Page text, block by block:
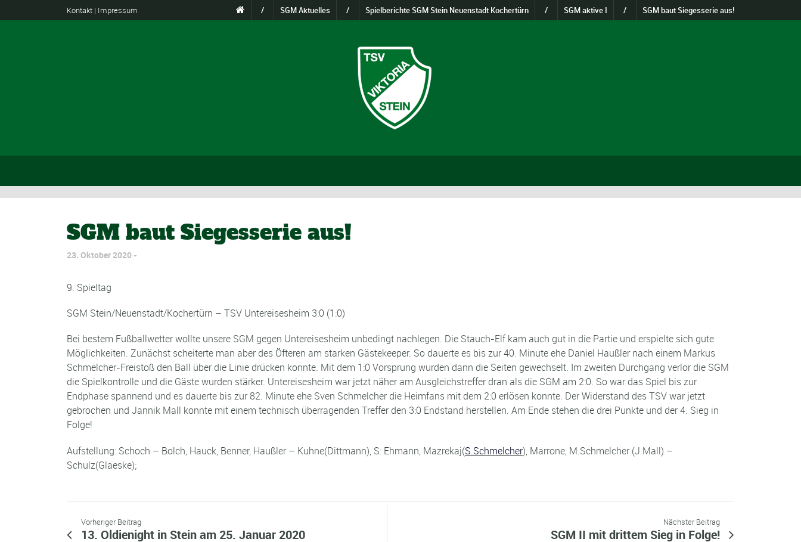
Kontakt | Impressum / SGM Aktuelles / Spielberichte SGM Stein Neuenstadt Kochertürn / SGM aktive I / SGM baut Siegesserie aus!
SGM baut Siegesserie aus!
23. Oktober 2020
9. Spieltag
SGM Stein/Neuenstadt/Kochertürn – TSV Untereisesheim 3:0 (1:0)
Bei bestem Fußballwetter wollte unsere SGM gegen Untereisesheim unbedingt nachlegen. Die Stauch-Elf kam auch gut in die Partie und erspielte sich gute
Möglichkeiten. Zunächst scheiterte man aber des Öfteren am starken Gästekeeper. So dauerte es bis zur 40. Minute ehe Daniel Haußler nach einem Markus
Schmelcher-Freistoß den Ball über die Linie drücken konnte. Mit dem 1:0 Vorsprung wurden dann die Seiten gewechselt. Im zweiten Durchgang verlor die SGM
die Spielkontrolle und die Gäste wurden stärker. Untereisesheim war jetzt näher am Ausgleichstreffer dran als die SGM am 2:0. So war das Spiel bis zur
Endphase spannend und es dauerte bis zur 82. Minute ehe Sven Schmelcher die Heimfans mit dem 2:0 erlösen konnte. Der Widerstand des TSV war jetzt
gebrochen und Jannik Mall konnte mit einem technisch überragenden Treffer den 3:0 Endstand herstellen. Am Ende stehen die drei Punkte und der 4. Sieg in
Folge!
Aufstellung: Schoch – Bolch, Hauck, Benner, Haußler – Kuhne(Dittmann), S: Ehmann, Mazrekaj(S.Schmelcher), Marrone, M.Schmelcher (J.Mall) –
Schulz(Glaeske);
Vorheriger Beitrag
13. Oldienight in Stein am 25. Januar 2020
Nächster Beitrag
SGM II mit drittem Sieg in Folge!